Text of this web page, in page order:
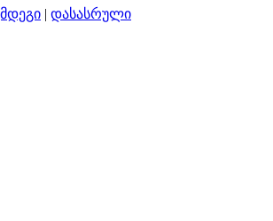
| დასასრული